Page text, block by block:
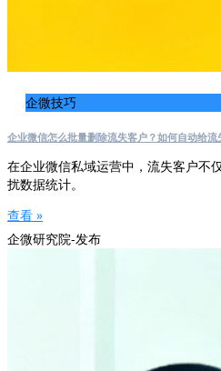
企微技巧
企业微信怎么批量删除流失客户？如何自动给流
在企业微信私域运营中，流失客户不
扰数据统计。
查看 »
企微研究院-发布